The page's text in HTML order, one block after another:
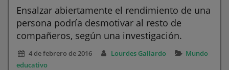
Ensalzar abiertamente el rendimiento de una
persona podría desmotivar al resto de
compañeros, según una investigación.
4 de febrero de 2016 Lourdes Gallardo
Mundo
educativo